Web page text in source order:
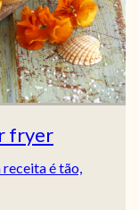
fryer
é tão,